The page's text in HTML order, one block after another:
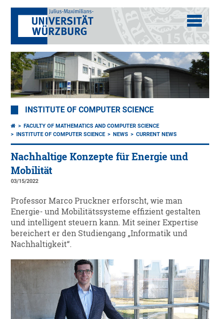
INSTITUTE OF COMPUTER SCIENCE
FACULTY OF MATHEMATICS AND COMPUTER SCIENCE
INSTITUTE OF COMPUTER SCIENCE
NEWS CURRENT NEWS
Nachhaltige Konzepte für Energie und
Mobilität
03/15/2022
Professor Marco Pruckner erforscht, wie man
Energie- und Mobilitätssysteme effizient gestalten
und intelligent steuern kann. Mit seiner Expertise
bereichert er den Studiengang „Informatik und
Nachhaltigkeit“.